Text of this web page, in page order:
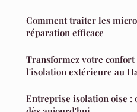
Comment traiter les
réparation efficace
Transformez votre
l'isolation extérieure au
Entreprise isolation oise :